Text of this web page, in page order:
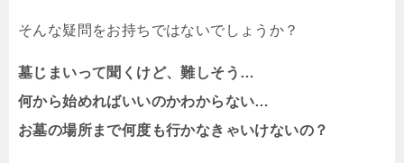
そんな疑問をお持ちではないでしょうか？
墓じまいって聞くけど、難しそう…
何から始めればいいのかわからない…
お墓の場所まで何度も行かなきゃいけないの？